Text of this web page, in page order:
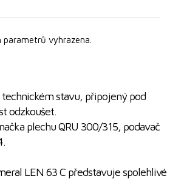
vyhrazena.
stavu, připojený pod
odzkoušet.
plechu QRU 300/315, podavač
LEN 63 C představuje spolehlivé